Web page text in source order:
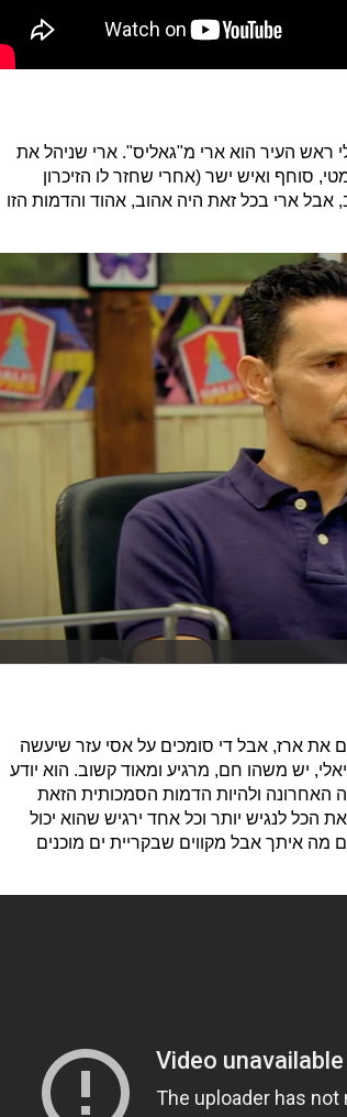
ראש העיר הוא ארי מ"גאליס". ארי שניהל את
סוחף ואיש ישר (אחרי שחזר לו הזיכרון
אבל ארי בכל זאת היה אהוב, אהוד והדמות הזו
את ארז, אבל די סומכים על אסי עזר שיעשה
יש משהו חם, מרגיע ומאוד קשוב. הוא יודע
האחרונה ולהיות הדמות הסמכותית הזאת
לנגיש יותר וכל אחד ירגיש שהוא יכול
מה איתך אבל מקווים שבקריית ים מוכנים